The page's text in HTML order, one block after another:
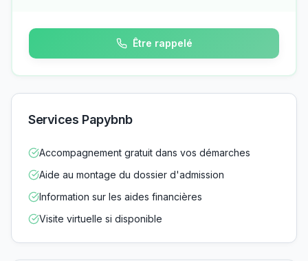
Être rappelé
Services Papybnb
Accompagnement gratuit dans vos démarches
Aide au montage du dossier d'admission
Information sur les aides financières
Visite virtuelle si disponible